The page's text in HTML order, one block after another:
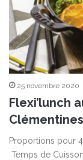
25 novembre 2020
Flexi’lunch
Proportions pour
Temps de